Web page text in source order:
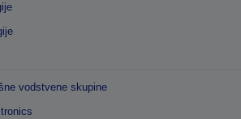
vodstvene skupine